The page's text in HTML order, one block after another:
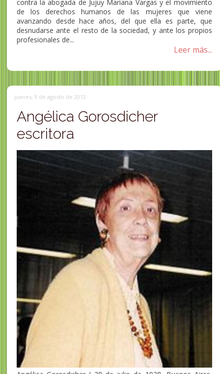
contra la abogada de Jujuy Mariana Vargas y el movimiento
de los derechos humanos de las mujeres que viene
avanzando desde hace años, del que ella es parte, que
desnudarse ante el resto de la sociedad, y ante los propios
profesionales de...
Leer más...
jueves, 9 de agosto de 2012
Angélica Gorosdicher
escritora